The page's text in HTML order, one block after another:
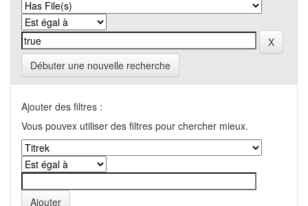
Débuter une nouvelle recherche
Ajouter des filtres :
Vous pouvex utiliser des filtres pour chercher mieux.